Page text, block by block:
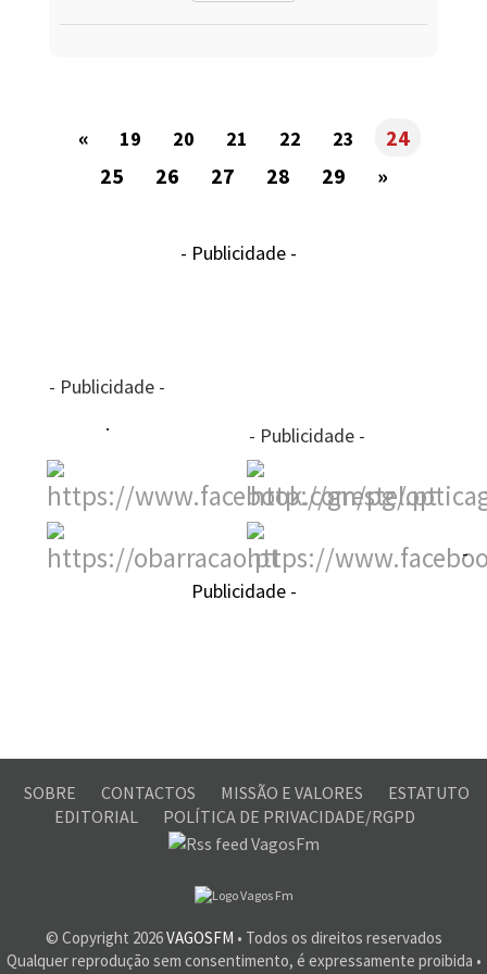
« 19 20 21 22 23
24
25
26 27 28 29 »
- Publicidade -
- Publicidade -
- Publicidade -
-
Publicidade -
SOBRE CONTACTOS MISSÃO E VALORES
ESTATUTO
EDITORIAL
POLÍTICA DE PRIVACIDADE/RGPD
© Copyright 2026VAGOSFM • Todos os direitos reservados
Qualquer reprodução sem consentimento, é expressamente proibida •